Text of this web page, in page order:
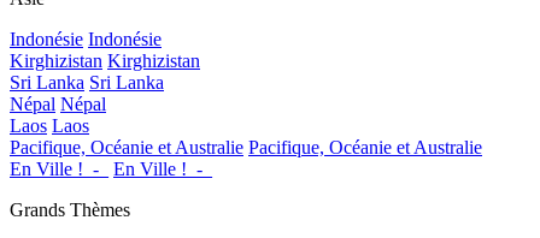
Indonésie Indonésie
Kirghizistan Kirghizistan
Sri Lanka Sri Lanka
Népal Népal
Laos Laos
Pacifique, Océanie et Australie Pacifique, Océanie et Australie
En Ville !_-_
En Ville !_-_
Grands Thèmes